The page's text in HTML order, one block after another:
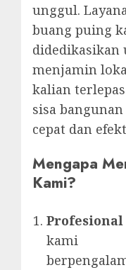
unggul.
buang puing
didedikasikan
menjamin
kalian
sisa
cepat dan
Mengapa
Kami?
Profesional
kami